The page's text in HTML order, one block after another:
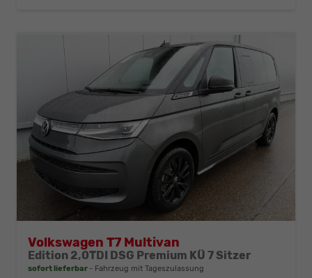
Volkswagen T7 Multivan
Edition 2,0TDI DSG Premium KÜ 7 Sitzer
sofort lieferbar Fahrzeug mit Tageszulassung